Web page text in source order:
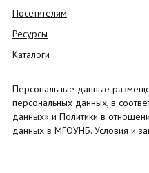
Посетителям
Ресурсы
Каталоги
Персональные данные
персональных данных, в
данных» и Политики в
данных в МГОУНБ. Условия и